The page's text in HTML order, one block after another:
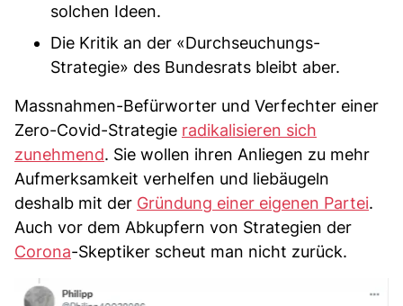
solchen Ideen.
Die Kritik an der «Durchseuchungs-
Strategie» des Bundesrats bleibt aber.
Massnahmen-Befürworter und Verfechter einer
Zero-Covid-Strategie radikalisieren sich
zunehmend. Sie wollen ihren Anliegen zu mehr
Aufmerksamkeit verhelfen und liebäugeln
deshalb mit der Gründung einer eigenen Partei.
Auch vor dem Abkupfern von Strategien der
Corona-Skeptiker scheut man nicht zurück.